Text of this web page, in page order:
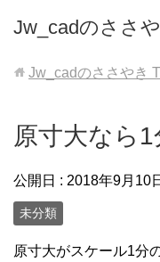
Jw_cadのささ
Jw_cadのささやき
原寸大なら
公開日 : 2018年9月10
未分類
原寸大がスケール1分